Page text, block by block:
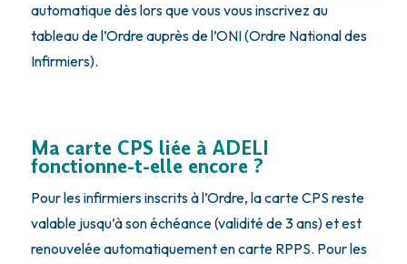
automatique dès lors que vous vous inscrivez au
tableau de l’Ordre auprès de l’ONI (Ordre National des
Infirmiers).
Ma carte CPS liée à ADELI
fonctionne-t-elle encore ?
Pour les infirmiers inscrits à l’Ordre, la carte CPS reste
valable jusqu’à son échéance (validité de 3 ans) et est
renouvelée automatiquement en carte RPPS. Pour les